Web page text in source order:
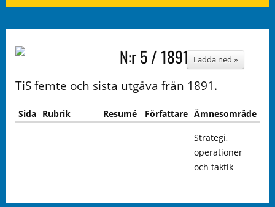
N:r 5 / 1891 Ladda ned »
TiS femte och sista utgåva från 1891.
Sida Rubrik Resumé Författare Ämnesområde
Strategi,
operationer
och taktik